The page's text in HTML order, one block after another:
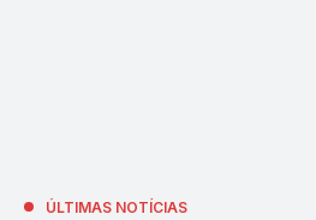
ÚLTIMAS NOTÍCIAS